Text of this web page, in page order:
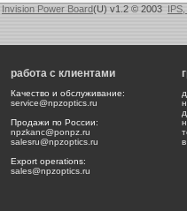
Invision Power Board(U) v1.2 © 2003 IPS,
работа с клиентами
Качество и обслуживание:
service@npzoptics.ru
Продажи по России:
npzkanc@ponpz.ru
salesru@npzoptics.ru
Export operations:
sales@npzoptics.ru